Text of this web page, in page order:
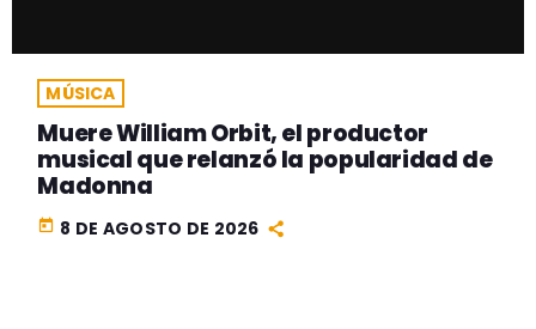
MÚSICA
Muere William Orbit, el productor
musical que relanzó la popularidad de
Madonna
today 8 DE AGOSTO DE 2026